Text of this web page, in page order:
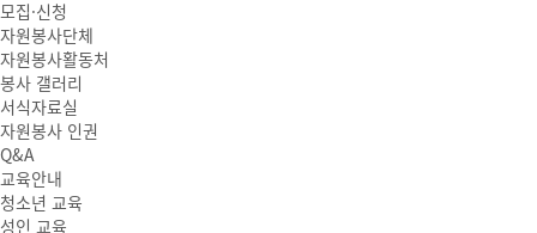
모집·신청
자원봉사단체
자원봉사활동처
봉사 갤러리
서식자료실
자원봉사 인권
Q&A
교육안내
청소년 교육
성인 교육